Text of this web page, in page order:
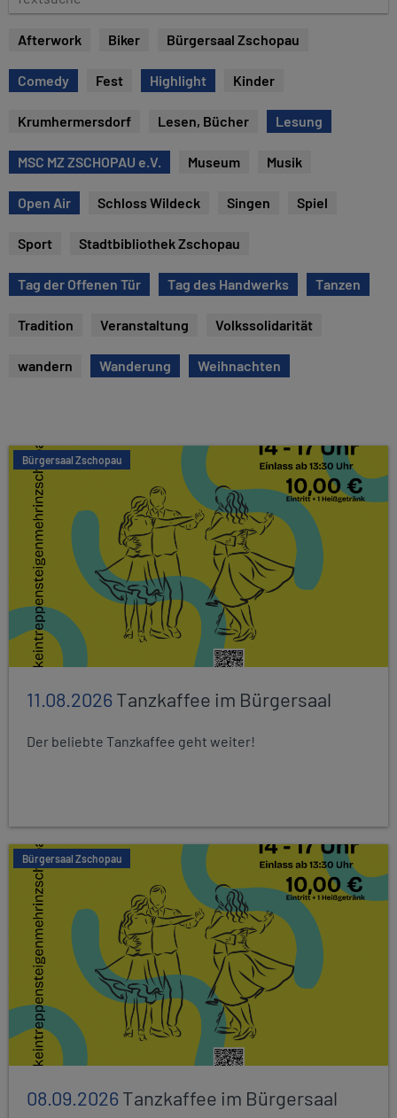
e
s
u
e
Afterwork Biker Bürgersaal Zschopau
Comedy Fest Highlight Kinder
Krumhermersdorf Lesen, Bücher Lesung
MSC MZ ZSCHOPAU e.V. Museum Musik
Open Air Schloss Wildeck Singen Spiel
Sport Stadtbibliothek Zschopau
Tag der Offenen Tür Tag des Handwerks Tanzen
Tradition Veranstaltung Volkssolidarität
wandern Wanderung Weihnachten
Bürgersaal Zschopau
11.08.2026Tanzkaffee im Bürgersaal
Der beliebte Tanzkaffee geht weiter!
Bürgersaal Zschopau
08.09.2026Tanzkaffee im Bürgersaal